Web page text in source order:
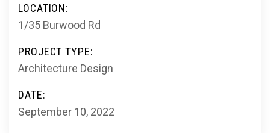
LOCATION:
1/35 Burwood Rd
PROJECT TYPE:
Architecture Design
DATE:
September 10, 2022